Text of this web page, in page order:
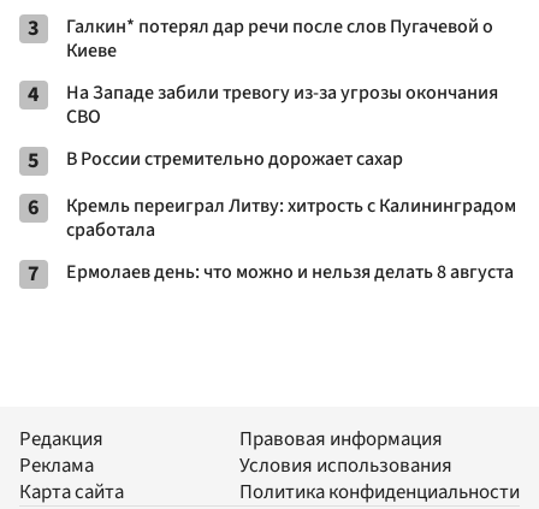
3
Галкин* потерял дар речи после слов Пугачевой о
Киеве
4
На Западе забили тревогу из-за угрозы окончания
СВО
5 В России стремительно дорожает сахар
6
Кремль переиграл Литву: хитрость с Калининградом
сработала
7 Ермолаев день: что можно и нельзя делать 8 августа
Редакция
Реклама
Карта сайта
Правовая информация
Условия использования
Политика конфиденциальности